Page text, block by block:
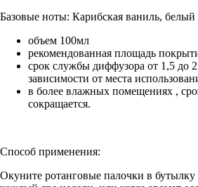
Базовые ноты: Карибская ваниль, белый
объем 100мл
рекомендованная площадь
срок службы диффузора от 1,5 до
зависимости от места
в более влажных помещениях ,
сокращается.
Способ применения:
Окуните ротанговые палочки в бутылку